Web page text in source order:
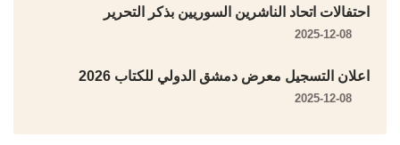
احتفالات اتحاد الناشرين السوريين بذكر التحرير
2025-12-08
اعلان التسجيل معرض دمشق الدولي للكتاب 2026
2025-12-08